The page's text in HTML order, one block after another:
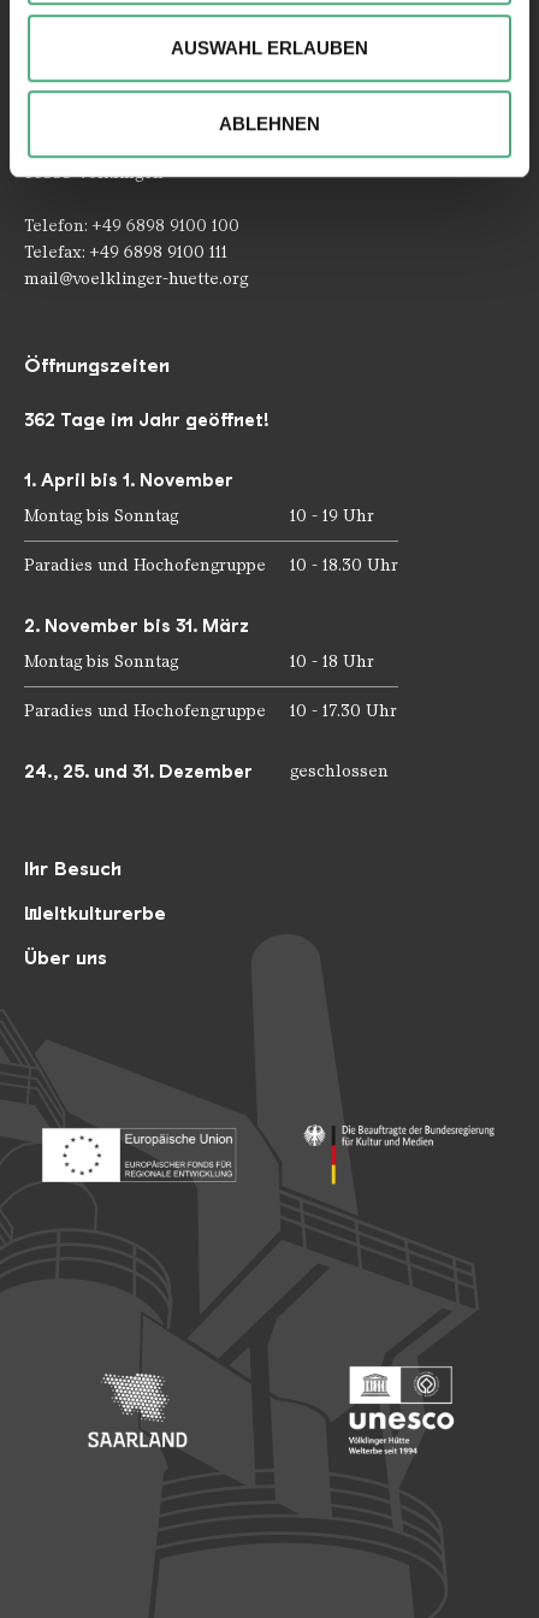
können und die Zugriffe auf unsere Website zu
analysieren. Außerdem geben wir ggfs. Informationen zu
Ihrer Verwendung unserer Website an unsere Partner für
Partner führen diese Informationen möglicherweise mit
weiteren Daten zusammen, die Sie ihnen bereitgestellt
gesammelt haben.
AUSWAHL ERLAUBEN
ABLEHNEN
66333 Völklingen
Telefon: +49 6898 9100 100
Telefax: +49 6898 9100 111
mail@voelklinger-huette.org
Ihr Besuch
Weltkulturerbe
Über uns
Öffnungszeiten
362 Tage im Jahr geöffnet!
1. April bis 1. November
Montag bis Sonntag 10 - 19 Uhr
Paradies und Hochofengruppe 10 - 18.30 Uhr
2. November bis 31. März
Montag bis Sonntag 10 - 18 Uhr
Paradies und Hochofengruppe 10 - 17.30 Uhr
24., 25. und 31. Dezember geschlossen